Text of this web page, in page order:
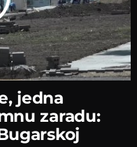
jedna
zaradu: